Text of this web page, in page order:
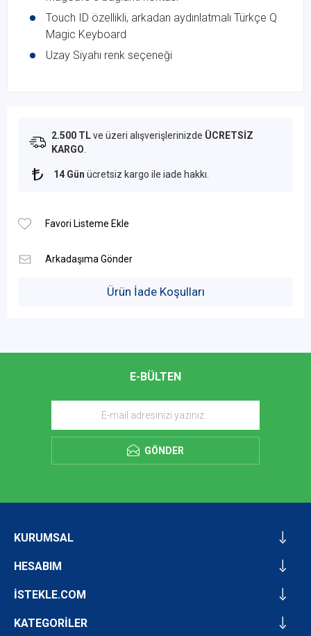
Touch ID özellikli, arkadan aydınlatmalı Türkçe Q
Magic Keyboard
Uzay Siyahı renk seçeneği
2.500 TLve üzeri alışverişlerinizde ÜCRETSİZ
KARGO
14 Gün ücretsiz kargo ile iade hakkı.
Ürün İade Koşulları
E-BÜLTEN
GÖNDER
KURUMSAL
HESABIM
İSTEKLE.COM
KATEGORİLER